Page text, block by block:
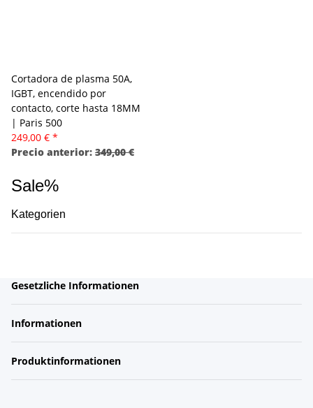
Cortadora de plasma 50A,
IGBT, encendido por
contacto, corte hasta 18MM
| Paris 500
249,00 € *
Precio anterior: 349,00 €
Sale%
Kategorien
Gesetzliche Informationen
Informationen
Produktinformationen